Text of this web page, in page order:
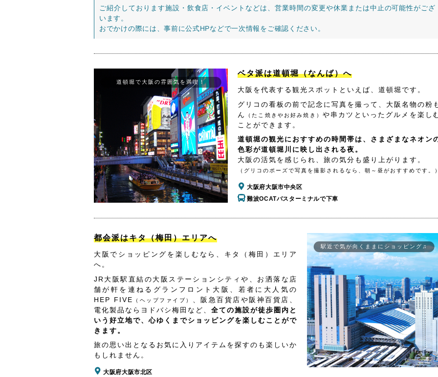
ご紹介しております施設・飲食店・イベントなどは、営業時間の変更や休業または中止の可能性がござ
います。
おでかけの際には、事前に公式HPなどで一次情報をご確認ください。
道頓堀で大阪の雰囲気を満喫！
ベタ派は道頓堀（なんば）へ
大阪を代表する観光スポットといえば、道頓堀です。
グリコの看板の前で記念に写真を撮って、大阪名物の粉
ん
（たこ焼きやお好み焼き） や串カツといったグルメを楽し
ことができます。
道頓堀の観光におすすめの時間帯は、さまざまなネオン
色彩が道頓堀川に映し出される夜。
大阪の活気を感じられ、旅の気分も盛り上がります。
（グリコのポーズで写真を撮影されるなら、朝～昼がおすすめです。
大阪府大阪市中央区
難波OCATバスターミナルで下車
都会派はキタ（梅田）エリアへ
大阪でショッピングを楽しむなら、キタ（梅田）エリア
へ。
JR大阪駅直結の大阪ステーションシティや、お洒落な店
舗が軒を連ねるグランフロント大阪、若者に大人気の
HEP FIVE
（ヘップファイブ）
、阪急百貨店や阪神百貨店、
電化製品ならヨドバシ梅田など、 全ての施設が徒歩圏内と
いう好立地で、心ゆくまでショッピングを楽しむことがで
きます。
旅の思い出となるお気に入りアイテムを探すのも楽しいか
もしれません。
大阪府大阪市北区
駅近で気が向くままにショッピング♫